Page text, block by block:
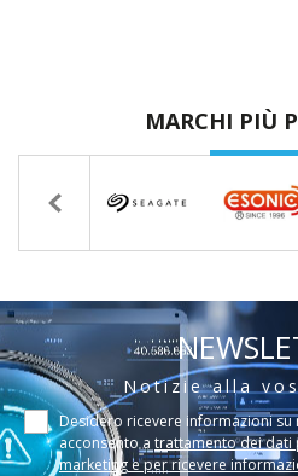
MARCHI PIÙ
Notizie alla
Desidero ricevere informazioni
acconsento a trattamento dei dati
marketing e per ricevere